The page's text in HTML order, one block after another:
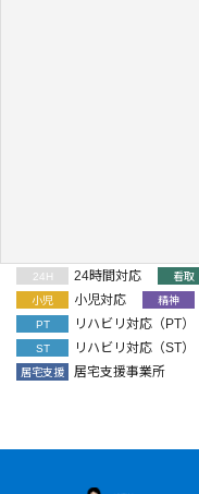
24H 24時間対応 看取
小児 小児対応 精神
PT リハビリ対応（PT）
ST リハビリ対応（ST）
居宅支援 居宅支援事業所